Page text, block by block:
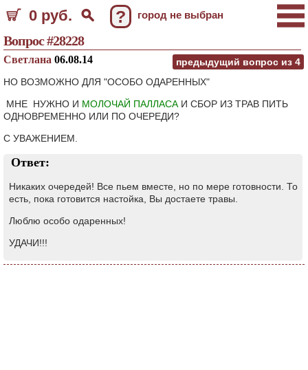
0 руб. ? город не выбран
Вопрос #28228
предыдущий вопрос из 4
Светлана 06.08.14
НО ВОЗМОЖНО ДЛЯ "ОСОБО ОДАРЕННЫХ"
МНЕ НУЖНО И МОЛОЧАЙ ПАЛЛАСА И СБОР ИЗ ТРАВ ПИТЬ
ОДНОВРЕМЕННО ИЛИ ПО ОЧЕРЕДИ?
С УВАЖЕНИЕМ.
Ответ:
Никаких очередей! Все пьем вместе, но по мере готовности. То
есть, пока готовится настойка, Вы достаете травы.
Люблю особо одаренных!
УДАЧИ!!!